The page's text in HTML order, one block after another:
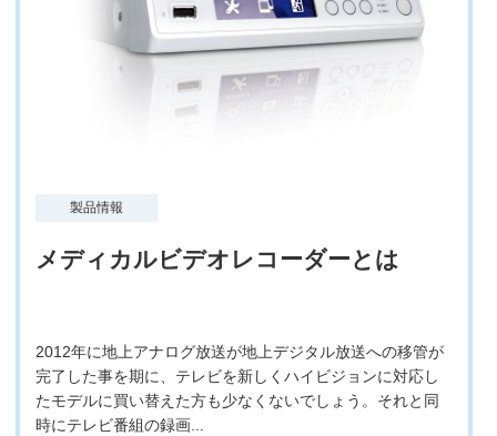
製品情報
メディカルビデオレコーダーとは
2012年に地上アナログ放送が地上デジタル放送への移管が
完了した事を期に、テレビを新しくハイビジョンに対応し
たモデルに買い替えた方も少なくないでしょう。それと同
時にテレビ番組の録画...